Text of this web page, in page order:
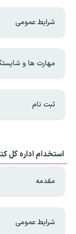
شرایط عمومی
مهارت ها و
ثبت نام
استخدام اداره کل
مقدمه
شرایط عمومی